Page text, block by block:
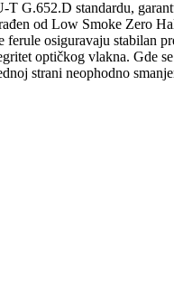
G.652.D standardu,
od Low Smoke Zero
osiguravaju stabilan
optičkog vlakna. Gde
strani neophodno